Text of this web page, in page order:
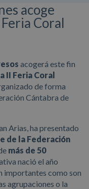
acoge
Coral
acogerá este fin
II Feria Coral
de forma
Cántabra de
Arias, ha presentado
de la Federación
más de 50
nació el año
importantes como son
agrupaciones o la